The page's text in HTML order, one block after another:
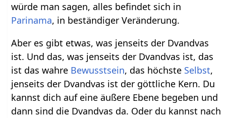
würde man sagen, alles befindet sich in
Parinama, in beständiger Veränderung.
Aber es gibt etwas, was jenseits der Dvandvas
ist. Und das, was jenseits der Dvandvas ist, das
ist das wahre Bewusstsein, das höchste Selbst,
jenseits der Dvandvas ist der göttliche Kern. Du
kannst dich auf eine äußere Ebene begeben und
dann sind die Dvandvas da. Oder du kannst nach